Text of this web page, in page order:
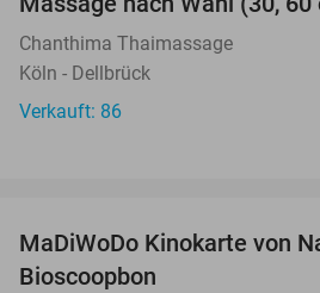
Chanthima Thaimassage
Köln - Dellbrück
Verkauft: 86
MaDiWoDo Kinokarte von
Bioscoopbon